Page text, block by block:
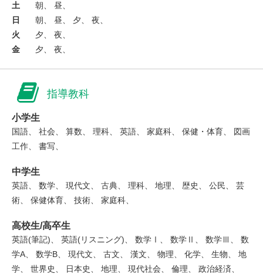
土
朝、 昼、
日
朝、 昼、 夕、 夜、
火
夕、 夜、
金
夕、 夜、
指導教科
小学生
国語、 社会、 算数、 理科、 英語、 家庭科、 保健・体育、 図画
工作、 書写、
中学生
英語、 数学、 現代文、 古典、 理科、 地理、 歴史、 公民、 芸
術、 保健体育、 技術、 家庭科、
高校生/高卒生
英語(筆記)、 英語(リスニング)、 数学Ⅰ、 数学Ⅱ、 数学Ⅲ、 数
学A、 数学B、 現代文、 古文、 漢文、 物理、 化学、 生物、 地
学、 世界史、 日本史、 地理、 現代社会、 倫理、 政治経済、